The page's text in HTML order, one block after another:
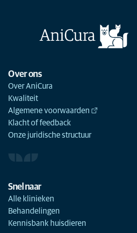
Over ons
Over AniCura
Kwaliteit
Algemene voorwaarden
Klacht of feedback
Onze juridische structuur
Snel naar
Alle klinieken
Behandelingen
Kennisbank huisdieren